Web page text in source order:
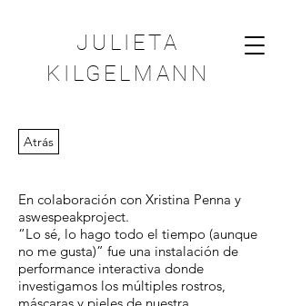
JULIETA
KILGELMANN
Atrás
En colaboración con Xristina Penna y
aswespeakproject.
“Lo sé, lo hago todo el tiempo (aunque
no me gusta)” fue una instalación de
performance interactiva donde
investigamos los múltiples rostros,